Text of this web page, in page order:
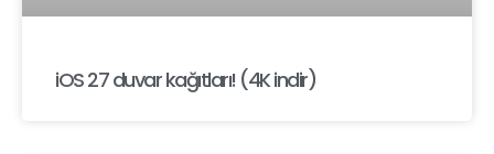
iOS 27 duvar kağıtları! (4K indir)